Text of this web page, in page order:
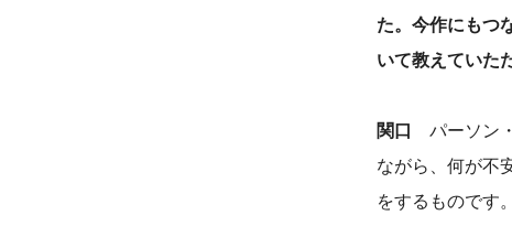
た。今作にもつ
いて教えていた
関口
パーソン
ながら、何が不
をするものです